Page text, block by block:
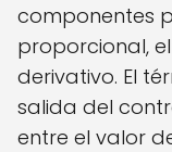
componentes
proporcional,
derivativo. El
salida del
entre el valor